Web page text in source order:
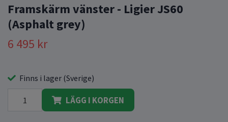
Framskärm vänster - Ligier JS60
(Asphalt grey)
6 495 kr
Finns i lager (Sverige)
LÄGG I KORGEN